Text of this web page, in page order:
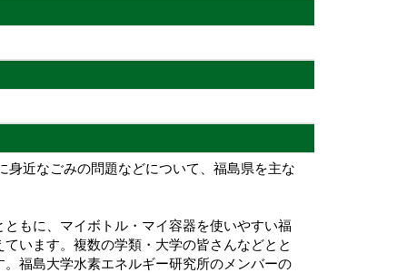
近なごみの問題などについて、福島県を主な
もに、マイボトル・マイ容器を使いやすい福
います。複数の学類・大学の皆さんなどとと
福島大学水素エネルギー研究所のメンバーの